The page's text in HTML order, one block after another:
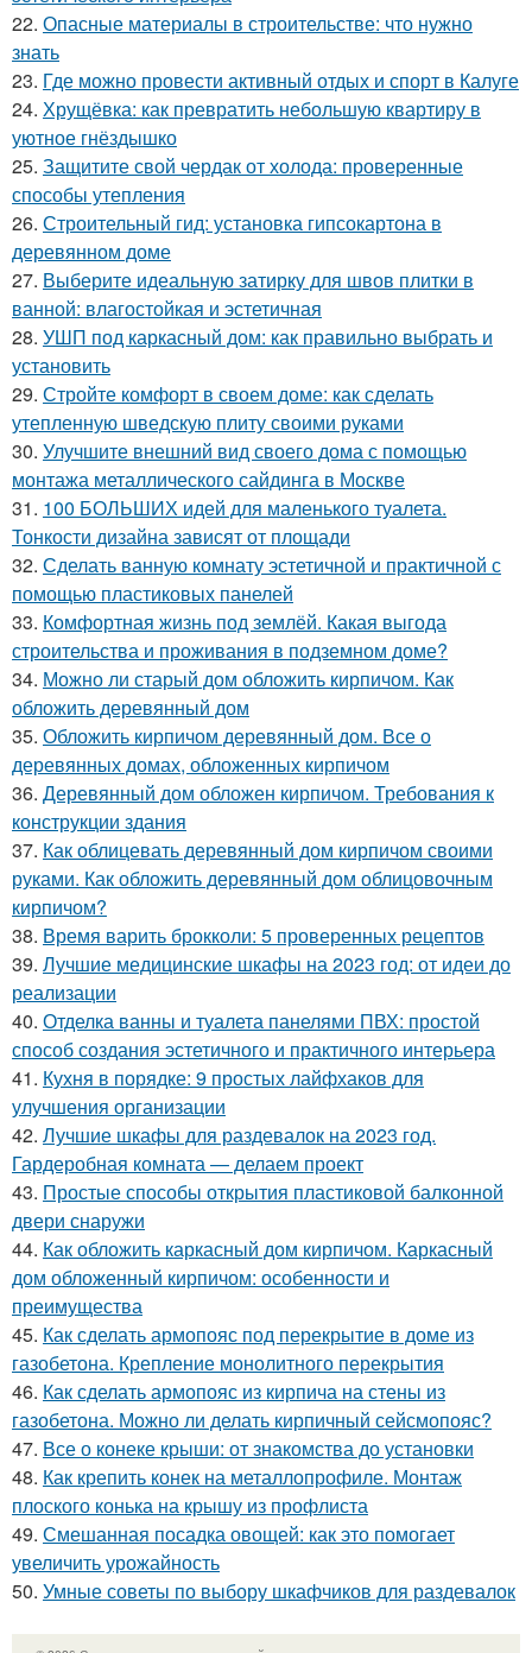
22. Опасные материалы в строительстве: что нужно
знать
23. Где можно провести активный отдых и спорт в Калуге
24. Хрущёвка: как превратить небольшую квартиру в
уютное гнёздышко
25. Защитите свой чердак от холода: проверенные
способы утепления
26. Строительный гид: установка гипсокартона в
деревянном доме
27. Выберите идеальную затирку для швов плитки в
ванной: влагостойкая и эстетичная
28. УШП под каркасный дом: как правильно выбрать и
установить
29. Стройте комфорт в своем доме: как сделать
утепленную шведскую плиту своими руками
30. Улучшите внешний вид своего дома с помощью
монтажа металлического сайдинга в Москве
31. 100 БОЛЬШИХ идей для маленького туалета.
Тонкости дизайна зависят от площади
32. Сделать ванную комнату эстетичной и практичной с
помощью пластиковых панелей
33. Комфортная жизнь под землёй. Какая выгода
строительства и проживания в подземном доме?
34. Можно ли старый дом обложить кирпичом. Как
обложить деревянный дом
35. Обложить кирпичом деревянный дом. Все о
деревянных домах, обложенных кирпичом
36. Деревянный дом обложен кирпичом. Требования к
конструкции здания
37. Как облицевать деревянный дом кирпичом своими
руками. Как обложить деревянный дом облицовочным
кирпичом?
38. Время варить брокколи: 5 проверенных рецептов
39. Лучшие медицинские шкафы на 2023 год: от идеи до
реализации
40. Отделка ванны и туалета панелями ПВХ: простой
способ создания эстетичного и практичного интерьера
41. Кухня в порядке: 9 простых лайфхаков для
улучшения организации
42. Лучшие шкафы для раздевалок на 2023 год.
Гардеробная комната — делаем проект
43. Простые способы открытия пластиковой балконной
двери снаружи
44. Как обложить каркасный дом кирпичом. Каркасный
дом обложенный кирпичом: особенности и
преимущества
45. Как сделать армопояс под перекрытие в доме из
газобетона. Крепление монолитного перекрытия
46. Как сделать армопояс из кирпича на стены из
газобетона. Можно ли делать кирпичный сейсмопояс?
47. Все о конеке крыши: от знакомства до установки
48. Как крепить конек на металлопрофиле. Монтаж
плоского конька на крышу из профлиста
49. Смешанная посадка овощей: как это помогает
увеличить урожайность
50. Умные советы по выбору шкафчиков для раздевалок